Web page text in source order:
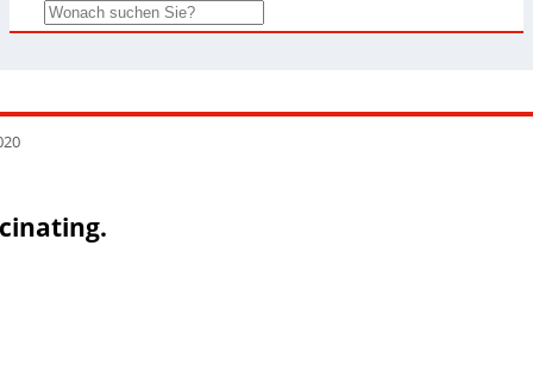
Search